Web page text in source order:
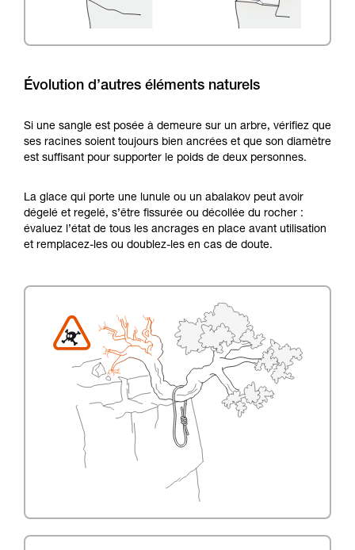
Évolution d’autres éléments naturels
Si une sangle est posée à demeure sur un arbre, vérifiez que
ses racines soient toujours bien ancrées et que son diamètre
est suffisant pour supporter le poids de deux personnes.
La glace qui porte une lunule ou un abalakov peut avoir
dégelé et regelé, s’être fissurée ou décollée du rocher :
évaluez l’état de tous les ancrages en place avant utilisation
et remplacez-les ou doublez-les en cas de doute.